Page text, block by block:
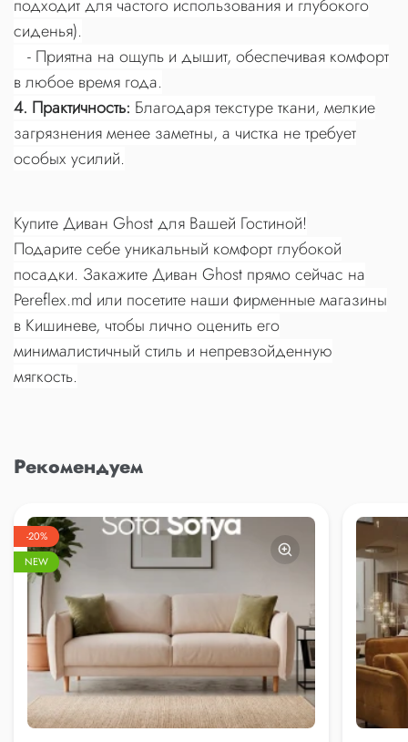
подходит для частого использования и глубокого
сиденья).
- Приятна на ощупь и дышит, обеспечивая комфорт
в любое время года.
4. Практичность: Благодаря текстуре ткани, мелкие
загрязнения менее заметны, а чистка не требует
особых усилий.
Купите Диван Ghost для Вашей Гостиной!
Подарите себе уникальный комфорт глубокой
посадки. Закажите Диван Ghost прямо сейчас на
Pereflex.md или посетите наши фирменные магазины
в Кишиневе, чтобы лично оценить его
минималистичный стиль и непревзойденную
мягкость.
Рекомендуем
-20%
NEW